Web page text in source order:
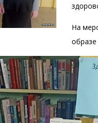
На